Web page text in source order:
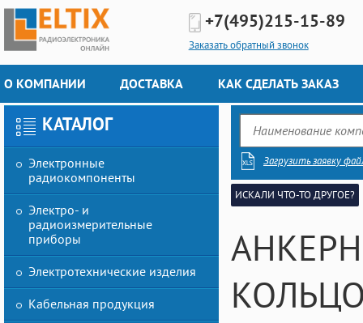
+7(495)215-15-89
Заказать обратный звонок
О КОМПАНИИ ДОСТАВКА КАК СДЕЛАТЬ ЗАКАЗ
КАТАЛОГ
Электронные
радиокомпоненты
Электро- и
радиоизмерительные
приборы
Электротехнические изделия
Кабельная продукция
Загрузить заявку
ИСКАЛИ ЧТО-ТО ДРУГОЕ?